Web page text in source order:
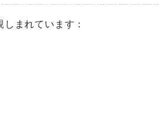
まれています：